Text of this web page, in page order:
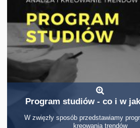
Program studiów - co i w
W zwięzły sposób przedstawiamy
kreowania trendów